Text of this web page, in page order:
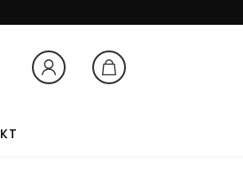
PřihlášeníKošík